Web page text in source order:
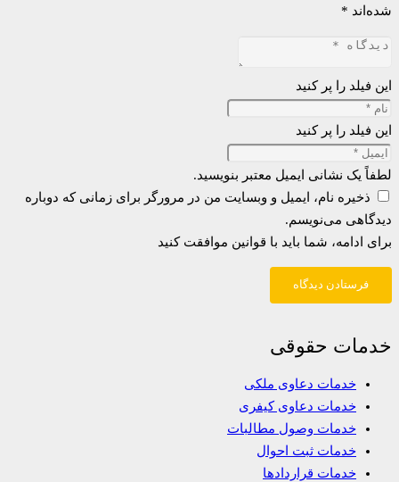
شده‌اند *
این فیلد را پر کنید
این فیلد را پر کنید
لطفاً یک نشانی ایمیل معتبر بنویسید.
ذخیره نام، ایمیل و وبسایت من در مرورگر برای زمانی که دوباره
دیدگاهی می‌نویسم.
برای ادامه، شما باید با قوانین موافقت کنید
فرستادن دیدگاه
خدمات حقوقی
خدمات دعاوی ملکی
خدمات دعاوی کیفری
خدمات وصول مطالبات
خدمات ثبت احوال
خدمات قراردادها